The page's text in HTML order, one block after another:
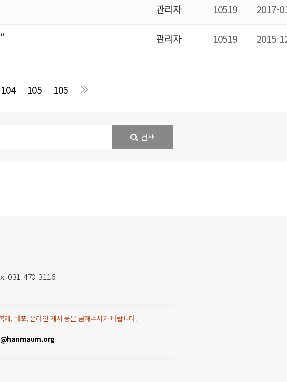
관리자 10519 2017-
관리자 10519 2015-
104 105 106
검색
031-470-3116
, 배포, 온라인 게시 등은 금해주시기 바랍니다.